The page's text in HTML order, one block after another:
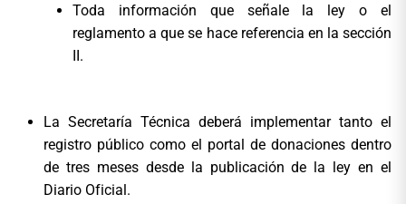
Toda información que señale la ley o el
reglamento a que se hace referencia en la sección
II.
La Secretaría Técnica deberá implementar tanto el
registro público como el portal de donaciones dentro
de tres meses desde la publicación de la ley en el
Diario Oficial.